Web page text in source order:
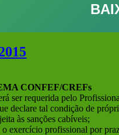
CONFEF/CREFs
ser requerida pelo
declare tal condição de
às sanções cabíveis;
exercício profissional por